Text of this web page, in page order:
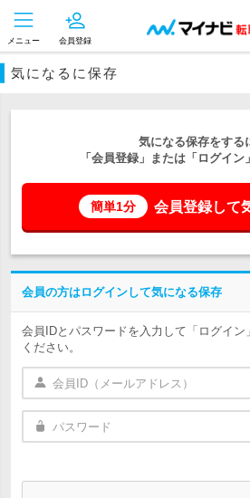
メニュー 会員登録
気になるに保存
気になる保存をする
「会員登録」または「ログイン
簡単1分 会員登録して
会員の方はログインして気になる保存
会員IDとパスワードを入力して「ログイン
ください。